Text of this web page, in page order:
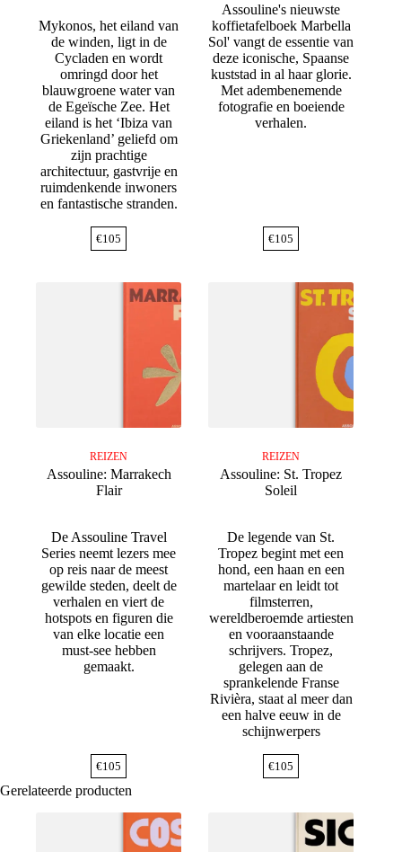
Mykonos, het eiland van
de winden, ligt in de
Cycladen en wordt
omringd door het
blauwgroene water van
de Egeïsche Zee. Het
eiland is het ‘Ibiza van
Griekenland’ geliefd om
zijn prachtige
architectuur, gastvrije en
ruimdenkende inwoners
en fantastische stranden.
€105
Assouline's nieuwste
koffietafelboek Marbella
Sol' vangt de essentie van
deze iconische, Spaanse
kuststad in al haar glorie.
Met adembenemende
fotografie en boeiende
verhalen.
€105
REIZEN
Assouline: Marrakech
Flair
De Assouline Travel
Series neemt lezers mee
op reis naar de meest
gewilde steden, deelt de
verhalen en viert de
hotspots en figuren die
van elke locatie een
must-see hebben
gemaakt.
€105
REIZEN
Assouline: St. Tropez
Soleil
De legende van St.
Tropez begint met een
hond, een haan en een
martelaar en leidt tot
filmsterren,
wereldberoemde artiesten
en vooraanstaande
schrijvers. Tropez,
gelegen aan de
sprankelende Franse
Rivièra, staat al meer dan
een halve eeuw in de
schijnwerpers
€105
Gerelateerde producten